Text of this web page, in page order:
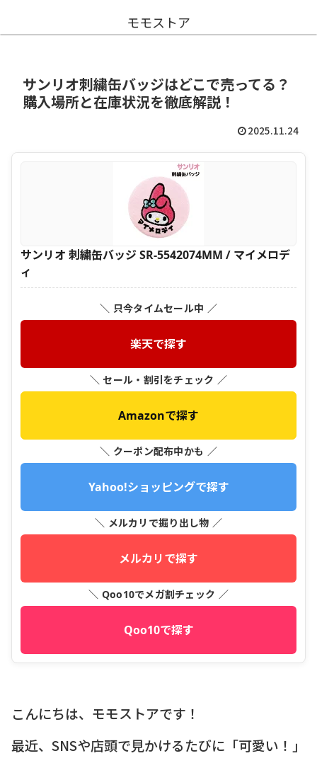
モモストア
サンリオ刺繍缶バッジはどこで売ってる？
購入場所と在庫状況を徹底解説！
2025.11.24
サンリオ 刺繍缶バッジ SR-5542074MM / マイメロデ
ィ
＼ 只今タイムセール中 ／
楽天で探す
＼ セール・割引をチェック ／
Amazonで探す
＼ クーポン配布中かも ／
Yahoo!ショッピングで探す
＼ メルカリで掘り出し物 ／
メルカリで探す
＼ Qoo10でメガ割チェック ／
Qoo10で探す
こんにちは、モモストアです！
最近、SNSや店頭で見かけるたびに「可愛い！」